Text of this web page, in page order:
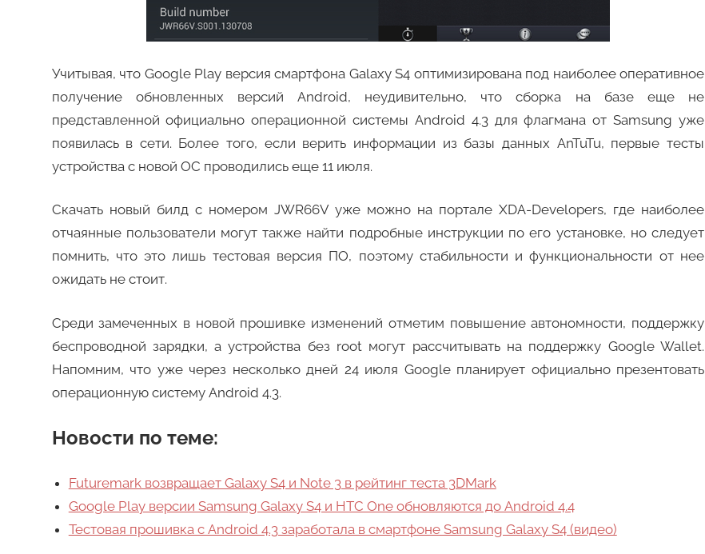
Учитывая, что Google Play версия смартфона Galaxy S4 оптимизирована под наиболее оперативное
получение обновленных версий Android, неудивительно, что сборка на базе еще не
представленной официально операционной системы Android 4.3 для флагмана от Samsung уже
появилась в сети. Более того, если верить информации из базы данных AnTuTu, первые тесты
устройства с новой ОС проводились еще 11 июля.
Скачать новый билд с номером JWR66V уже можно на портале XDA-Developers, где наиболее
отчаянные пользователи могут также найти подробные инструкции по его установке, но следует
помнить, что это лишь тестовая версия ПО, поэтому стабильности и функциональности от нее
ожидать не стоит.
Среди замеченных в новой прошивке изменений отметим повышение автономности, поддержку
беспроводной зарядки, а устройства без root могут рассчитывать на поддержку Google Wallet.
Напомним, что уже через несколько дней 24 июля Google планирует официально презентовать
операционную систему Android 4.3.
Новости по теме:
Futuremark возвращает Galaxy S4 и Note 3 в рейтинг теста 3DMark
Google Play версии Samsung Galaxy S4 и HTC One обновляются до Android 4.4
Тестовая прошивка с Android 4.3 заработала в смартфоне Samsung Galaxy S4 (видео)